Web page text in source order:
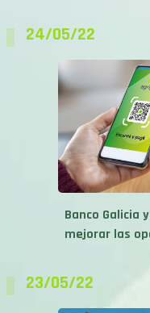
24/05/22
Banco Galicia
mejorar las
23/05/22